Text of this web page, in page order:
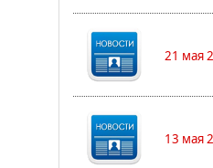
21 мая
13 мая